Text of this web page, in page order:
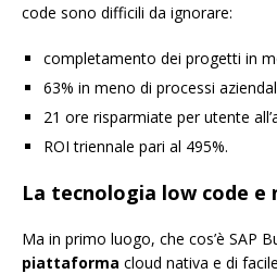
code sono difficili da ignorare:
completamento dei progetti in
63% in meno di processi
21 ore risparmiate per utente
ROI triennale pari al 495%.
La tecnologia low code e
Ma in primo luogo, che cos’è SAP
piattaforma cloud nativa e di